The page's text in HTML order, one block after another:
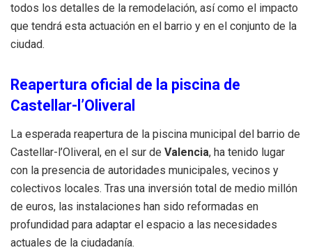
todos los detalles de la remodelación, así como el impacto
que tendrá esta actuación en el barrio y en el conjunto de la
ciudad.
Reapertura oficial de la piscina de
Castellar-l’Oliveral
La esperada reapertura de la piscina municipal del barrio de
Castellar-l’Oliveral, en el sur de Valencia, ha tenido lugar
con la presencia de autoridades municipales, vecinos y
colectivos locales. Tras una inversión total de medio millón
de euros, las instalaciones han sido reformadas en
profundidad para adaptar el espacio a las necesidades
actuales de la ciudadanía.